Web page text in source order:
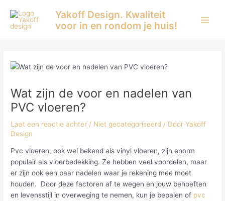
naar
Yakoff Design. Kwaliteit
voor in en rondom je huis!
Wat zijn de voor en nadelen van
PVC vloeren?
Laat een reactie achter / Niet gecategoriseerd / DoorYakoff
Design
Pvc vloeren, ook wel bekend als vinyl vloeren, zijn enorm
populair als vloerbedekking. Ze hebben veel voordelen, maar
er zijn ook een paar nadelen waar je rekening mee moet
houden. Door deze factoren af te wegen en jouw behoeften
en levensstijl in overweging te nemen, kun je bepalen of pvc